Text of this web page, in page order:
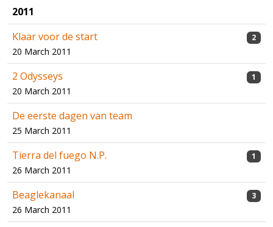
2011
Klaar voor de start
20 March 2011
2
2 Odysseys
20 March 2011
1
De eerste dagen van team
25 March 2011
Tierra del fuego N.P.
26 March 2011
1
Beaglekanaal
26 March 2011
3